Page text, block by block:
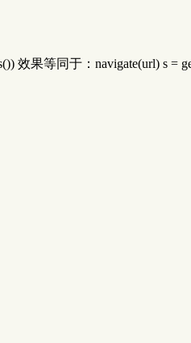
效果等同于：navigate(url) s =